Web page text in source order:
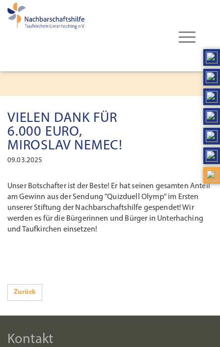
VIELEN DANK FÜR
6.000 EURO,
MIROSLAV NEMEC!
09.03.2025
Unser Botschafter ist der Beste! Er hat seinen gesamten Anteil
am Gewinn aus der Sendung "Quizduell Olymp" im Ersten
unserer Stiftung der Nachbarschaftshilfe gespendet! Wir
werden es für die Bürgerinnen und Bürger in Unterhaching
und Taufkirchen einsetzen!
Zurück
Kontakt